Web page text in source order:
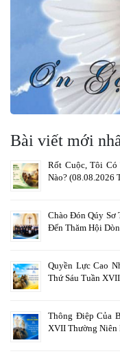
Bài viết mới
Rốt Cuộc, Tôi Có
Nào? (08.08.2026
Chào Đón Qúy Sơ
Đến Thăm Hội
Quyền Lực Cao
Thứ Sáu Tuần
Thông Điệp Của
XVII Thường Niên